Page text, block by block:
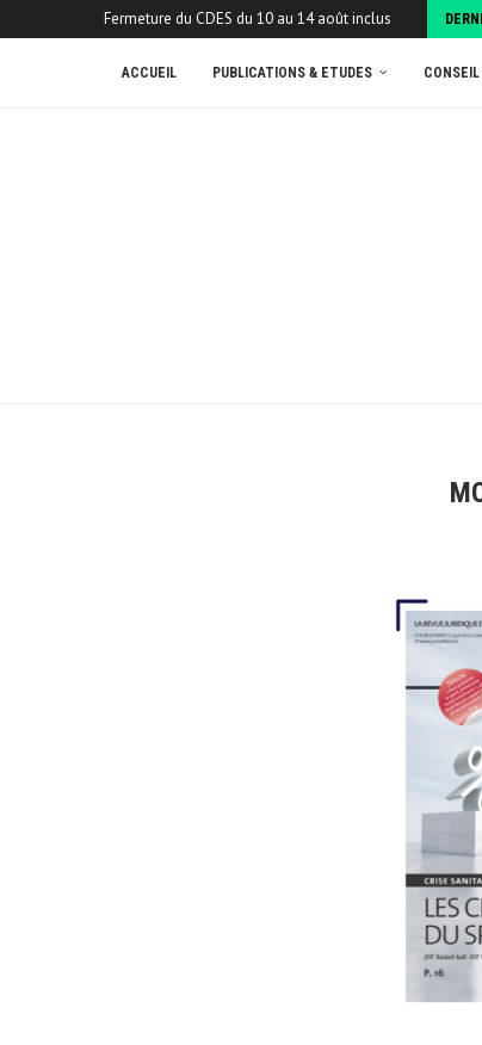
Fermeture du CDES du 10 au 14 août inclus
ACCUEIL
PUBLICATIONS & ETUDES